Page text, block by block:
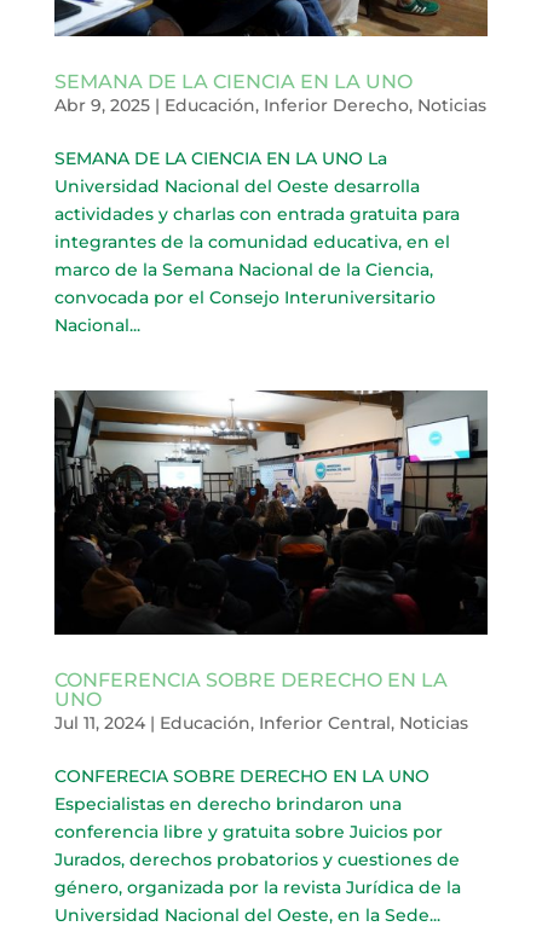
SEMANA DE LA CIENCIA EN LA UNO
Abr 9, 2025| Educación, Inferior Derecho, Noticias
SEMANA DE LA CIENCIA EN LA UNO La
Universidad Nacional del Oeste desarrolla
actividades y charlas con entrada gratuita para
integrantes de la comunidad educativa, en el
marco de la Semana Nacional de la Ciencia,
convocada por el Consejo Interuniversitario
Nacional...
CONFERENCIA SOBRE DERECHO EN LA
UNO
Jul 11, 2024| Educación, Inferior Central, Noticias
CONFERECIA SOBRE DERECHO EN LA UNO
Especialistas en derecho brindaron una
conferencia libre y gratuita sobre Juicios por
Jurados, derechos probatorios y cuestiones de
género, organizada por la revista Jurídica de la
Universidad Nacional del Oeste, en la Sede...